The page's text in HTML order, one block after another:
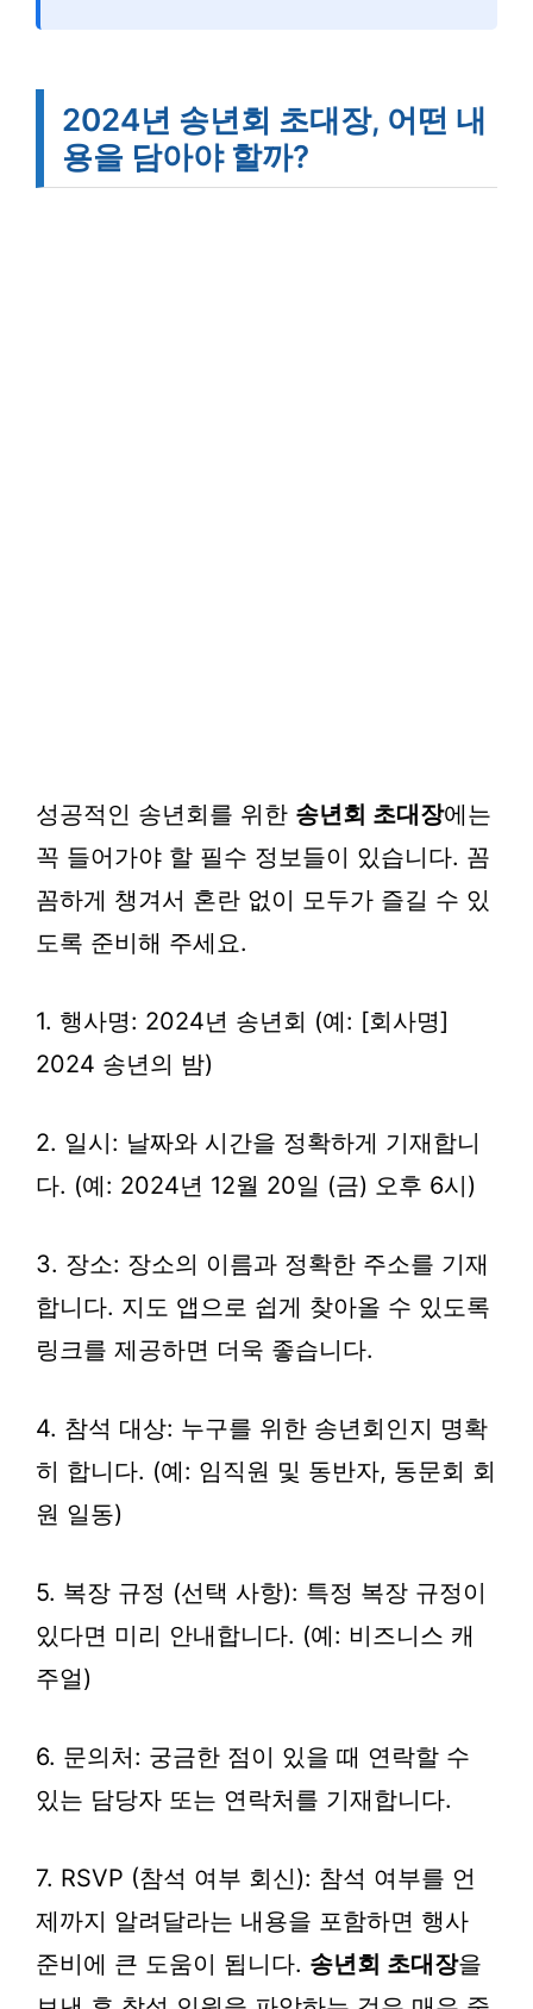
2024년 송년회 초대장, 어떤 내
용을 담아야 할까?
성공적인 송년회를 위한 송년회 초대장에는
꼭 들어가야 할 필수 정보들이 있습니다. 꼼
꼼하게 챙겨서 혼란 없이 모두가 즐길 수 있
도록 준비해 주세요.
1. 행사명: 2024년 송년회 (예: [회사명]
2024 송년의 밤)
2. 일시: 날짜와 시간을 정확하게 기재합니
다. (예: 2024년 12월 20일 (금) 오후 6시)
3. 장소: 장소의 이름과 정확한 주소를 기재
합니다. 지도 앱으로 쉽게 찾아올 수 있도록
링크를 제공하면 더욱 좋습니다.
4. 참석 대상: 누구를 위한 송년회인지 명확
히 합니다. (예: 임직원 및 동반자, 동문회 회
원 일동)
5. 복장 규정 (선택 사항): 특정 복장 규정이
있다면 미리 안내합니다. (예: 비즈니스 캐
주얼)
6. 문의처: 궁금한 점이 있을 때 연락할 수
있는 담당자 또는 연락처를 기재합니다.
7. RSVP (참석 여부 회신): 참석 여부를 언
제까지 알려달라는 내용을 포함하면 행사
준비에 큰 도움이 됩니다. 송년회 초대장을